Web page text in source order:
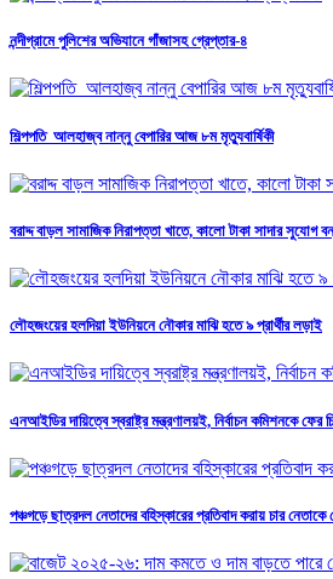
নন্দীগ্রামে পুলিশের অভিযানে গাঁজাসহ গ্রেপ্তার-৪
শিল্পপতি আলহাজ্ব নান্নু বেপারির আজ ৮ম মৃত্যুবার্ষিকী
বরাদ্দ বাড়ল সামাজিক নিরাপত্তা খাতে, কালো টাকা সাদার সুযোগ
লৌহজংয়ের হলদিয়া ইউনিয়নে নৌকার মাঝি হতে ৯ প্রার্থীর লড়াই
এনআইডির দায়িত্বে স্বরাষ্ট্র মন্ত্রণালয়ই, নির্বাচন কমিশনকে ফের
পঞ্চগড়ে ছাত্রদল নেতাদের বহিস্কারের প্রতিবাদ করায় চার